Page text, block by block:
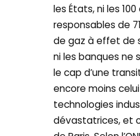
les États, ni les
responsables de
de gaz à effet de
ni les banques ne
le cap d’une
encore moins
technologies
dévastatrices, et